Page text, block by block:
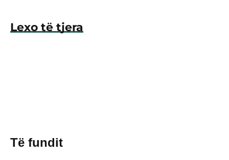
Lexo të tjera
Të fundit